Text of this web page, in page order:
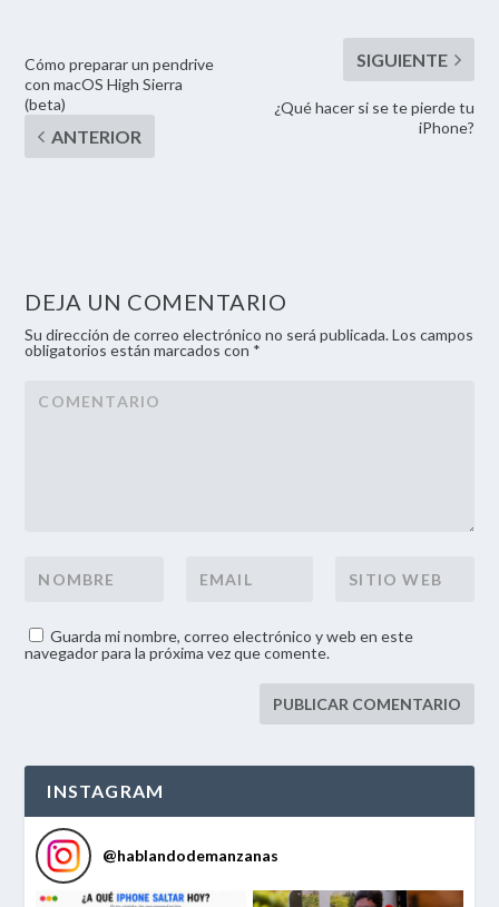
Cómo preparar un pendrive
con macOS High Sierra
(beta)
¿Qué hacer si se te pierde tu
iPhone?
DEJA UN COMENTARIO
Su dirección de correo electrónico no será publicada. Los campos
obligatorios están marcados con *
Guarda mi nombre, correo electrónico y web en este
navegador para la próxima vez que comente.
INSTAGRAM
@hablandodemanzanas